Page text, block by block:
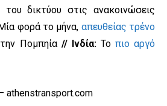
δικτύου στις ανακοινώσεις
Μία φορά το μήνα, απευθείας τρένο
Πομπηία // Ινδία:Το πιο αργό
athenstransport.com